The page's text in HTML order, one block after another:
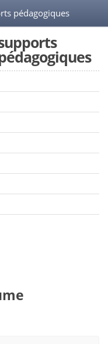
pédagogiques